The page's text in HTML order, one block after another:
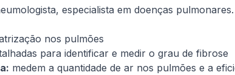
especialista em doenças
nos pulmões
para identificar e medir o grau de fibrose
medem a quantidade de ar nos pulmões e a